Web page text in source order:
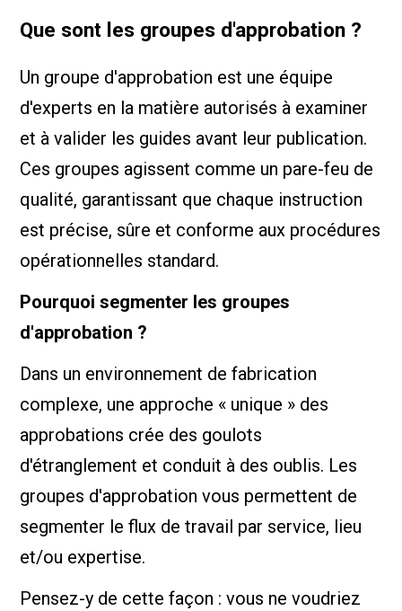
Que sont les groupes d'approbation ?
Un groupe d'approbation est une équipe
d'experts en la matière autorisés à examiner
et à valider les guides avant leur publication.
Ces groupes agissent comme un pare-feu de
qualité, garantissant que chaque instruction
est précise, sûre et conforme aux procédures
opérationnelles standard.
Pourquoi segmenter les groupes
d'approbation ?
Dans un environnement de fabrication
complexe, une approche « unique » des
approbations crée des goulots
d'étranglement et conduit à des oublis. Les
groupes d'approbation vous permettent de
segmenter le flux de travail par service, lieu
et/ou expertise.
Pensez-y de cette façon : vous ne voudriez